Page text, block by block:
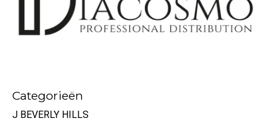
Categorieën
J BEVERLY HILLS